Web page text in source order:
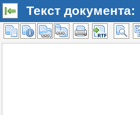
Текст документа: